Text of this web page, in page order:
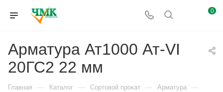
0
Арматура Ат1000 Ат-VI
20ГС2 22 мм
Главная — Каталог — Сортовой прокат — Арматура —